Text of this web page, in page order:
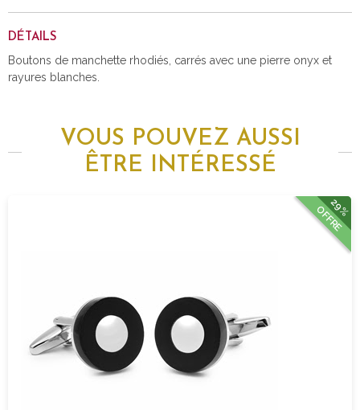
DÉTAILS
Boutons de manchette rhodiés, carrés avec une pierre onyx et
rayures blanches.
VOUS POUVEZ AUSSI
ÊTRE INTÉRESSÉ
29%
OFFRE